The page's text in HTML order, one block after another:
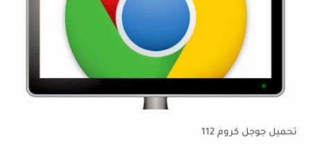
تحميل جوجل كروم 112